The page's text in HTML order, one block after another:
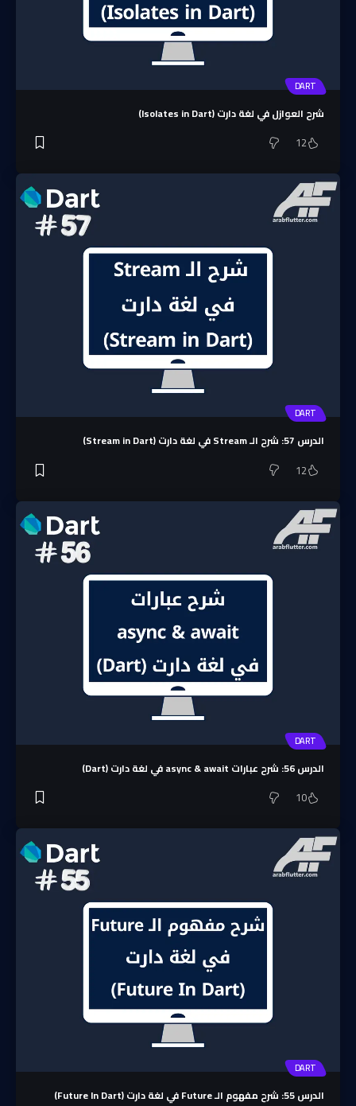
DART
شرح العوازل في لغة دارت (Isolates in Dart)
12
DART
الدرس 57: شرح الـ Stream في لغة دارت (Stream in Dart)
12
DART
الدرس 56: شرح عبارات async & await في لغة دارت (Dart)
10
DART
الدرس 55: شرح مفهوم الـ Future في لغة دارت (Future In Dart)